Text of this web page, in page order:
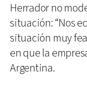
Herrador no
situación: “Nos
situación muy
en que la
Argentina.